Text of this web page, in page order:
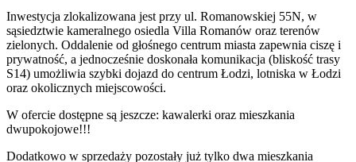
Inwestycja zlokalizowana jest przy ul. Romanowskiej 55N, w
sąsiedztwie kameralnego osiedla Villa Romanów oraz terenów
zielonych. Oddalenie od głośnego centrum miasta zapewnia ciszę i
prywatność, a jednocześnie doskonała komunikacja (bliskość trasy
S14) umożliwia szybki dojazd do centrum Łodzi, lotniska w Łodzi
oraz okolicznych miejscowości.
W ofercie dostępne są jeszcze: kawalerki oraz mieszkania
dwupokojowe!!!
Dodatkowo w sprzedaży pozostały już tylko dwa mieszkania